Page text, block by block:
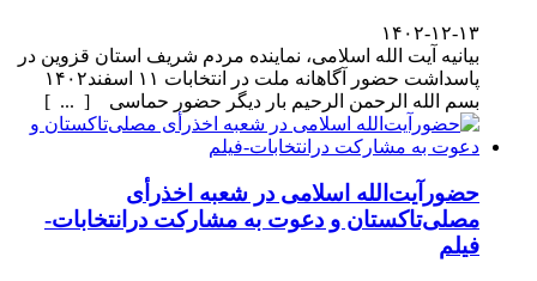
۱۴۰۲-۱۲-۱۳
بیانیه آیت الله اسلامی، نماینده مردم شریف استان قزوین در
پاسداشت حضور آگاهانه ملت در انتخابات ۱۱ اسفند۱۴۰۲
بسم الله الرحمن الرحیم بار دیگر حضور حماسی [ ... ]
حضورآیت‌الله اسلامی در شعبه اخذرأی
مصلی‌تاکستان و دعوت به مشارکت درانتخابات-
فیلم